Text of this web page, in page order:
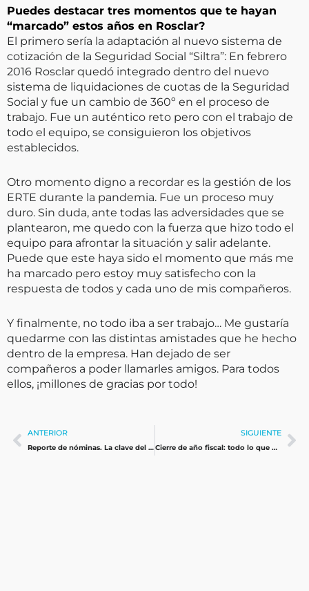
Puedes destacar tres momentos que te hayan
“marcado” estos años en Rosclar?
El primero sería la adaptación al nuevo sistema de
cotización de la Seguridad Social “Siltra”: En febrero
2016 Rosclar quedó integrado dentro del nuevo
sistema de liquidaciones de cuotas de la Seguridad
Social y fue un cambio de 360º en el proceso de
trabajo. Fue un auténtico reto pero con el trabajo de
todo el equipo, se consiguieron los objetivos
establecidos.
Otro momento digno a recordar es la gestión de los
ERTE durante la pandemia. Fue un proceso muy
duro. Sin duda, ante todas las adversidades que se
plantearon, me quedo con la fuerza que hizo todo el
equipo para afrontar la situación y salir adelante.
Puede que este haya sido el momento que más me
ha marcado pero estoy muy satisfecho con la
respuesta de todos y cada uno de mis compañeros.
Y finalmente, no todo iba a ser trabajo… Me gustaría
quedarme con las distintas amistades que he hecho
dentro de la empresa. Han dejado de ser
compañeros a poder llamarles amigos. Para todos
ellos, ¡millones de gracias por todo!
AntANTERIOR
Reporte de nóminas. La clave del buen desempeño.
SIGUIENTE
Cierre de año fiscal: todo lo que hay que saber